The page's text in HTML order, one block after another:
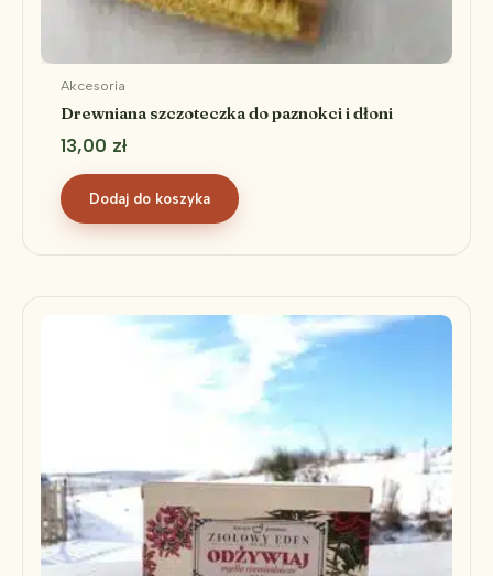
Akcesoria
Drewniana szczoteczka do paznokci i dłoni
13,00 zł
Dodaj do koszyka